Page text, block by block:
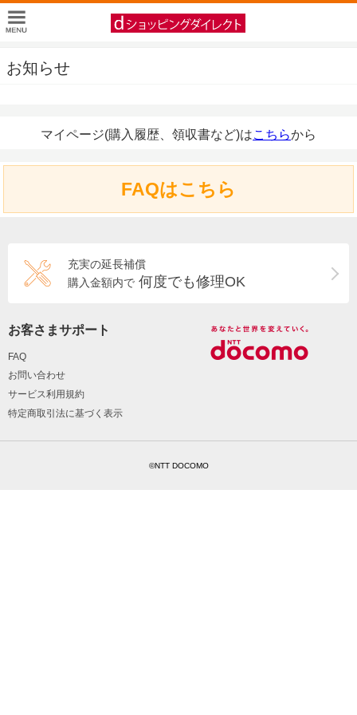
お知らせ
マイページ(購入履歴、領収書など)はこちらから
FAQはこちら
充実の延長補償
購入金額内で 何度でも修理OK
お客さまサポート
FAQ
お問い合わせ
サービス利用規約
特定商取引法に基づく表示
©NTT DOCOMO